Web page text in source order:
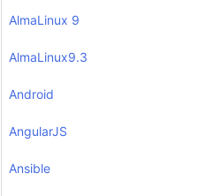
AlmaLinux 9
AlmaLinux9.3
Android
AngularJS
Ansible